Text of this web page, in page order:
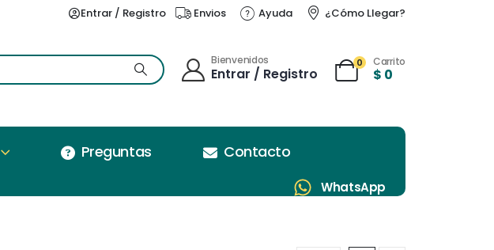
Entrar / Registro Envios Ayuda ¿Cómo Llegar?
Bienvenidos
Entrar / Registro
0 Carrito
$ 0
Preguntas Contacto
WhatsApp